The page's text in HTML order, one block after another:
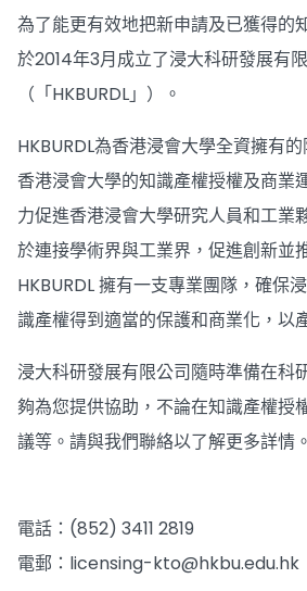
為了能更有效地把新申請及已獲得的
於2014年3月成立了浸大科研發展有
（「HKBURDL」）。
HKBURDL為香港浸會大學全資擁有
香港浸會大學的知識產權授權及商業
力促進香港浸會大學研究人員和工業
於連接學術界與工業界，促進創新並
HKBURDL 擁有一支專業團隊，確保
識產權得到適當的保護和商業化，以
浸大科研發展有限公司隨時準備在科
夠為您提供協助，不論在知識產權授
議等。請與我們聯絡以了解更多詳情。
電話：(852) 3411 2819
電郵：licensing-kto@hkbu.edu.hk